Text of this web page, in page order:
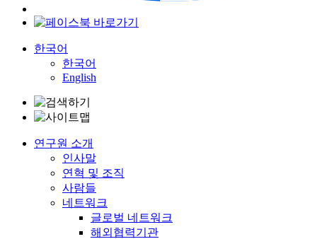
한국어
한국어
English
연구원 소개
인사말
연혁 및 조직
사람들
네트워크
글로벌 네트워크
해외협력기관